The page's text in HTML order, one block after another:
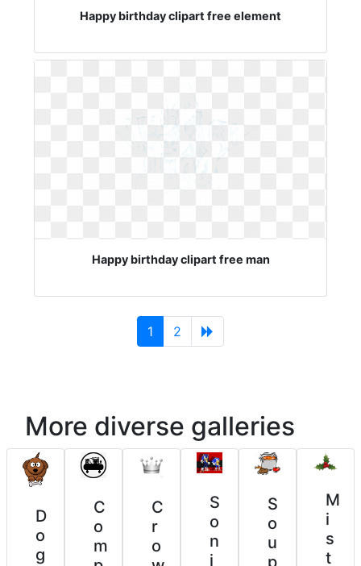
Happy birthday clipart free element
Happy birthday clipart free man
1 (current)
2
More diverse galleries
D
o
g
C
o
m
C
r
o
S
o
n
i
S
o
u
p
M
i
s
t